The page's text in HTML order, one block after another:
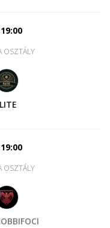
19:00
OSZTÁLY
19:00
OSZTÁLY